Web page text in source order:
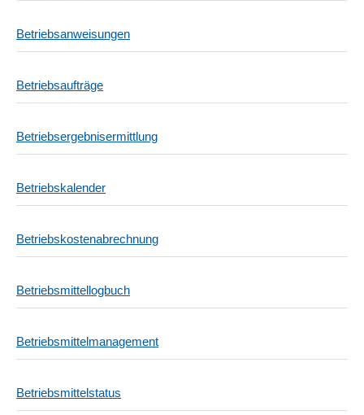
Betriebsanweisungen
Betriebsaufträge
Betriebsergebnisermittlung
Betriebskalender
Betriebskostenabrechnung
Betriebsmittellogbuch
Betriebsmittelmanagement
Betriebsmittelstatus